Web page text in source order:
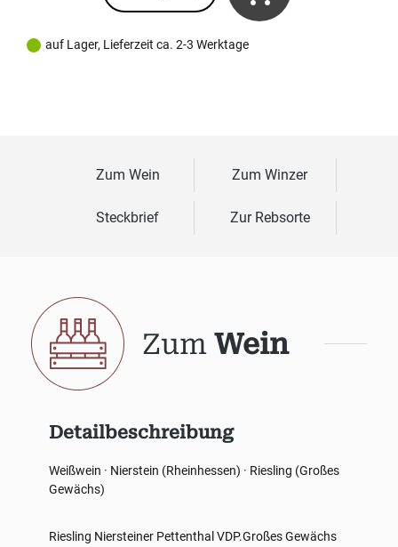
auf Lager, Lieferzeit ca. 2-3 Werktage
Zum Wein Zum Winzer
Steckbrief Zur Rebsorte
Zum Wein
Detailbeschreibung
Weißwein · Nierstein (Rheinhessen) · Riesling (Großes
Gewächs)
Riesling Niersteiner Pettenthal VDP.Großes Gewächs